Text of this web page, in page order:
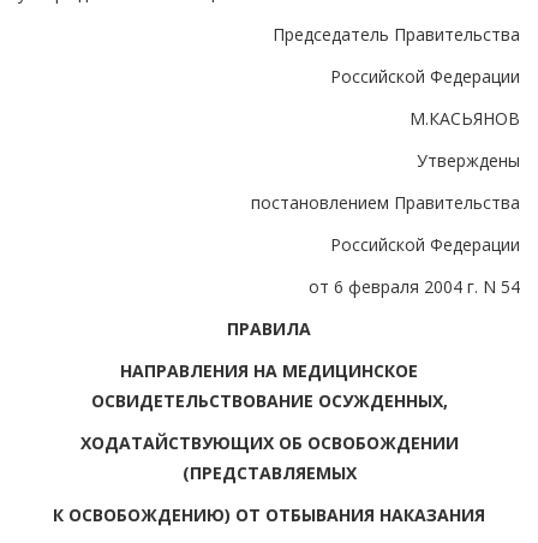
Председатель Правительства
Российской Федерации
М.КАСЬЯНОВ
Утверждены
постановлением Правительства
Российской Федерации
от 6 февраля 2004 г. N 54
ПРАВИЛА
НАПРАВЛЕНИЯ НА МЕДИЦИНСКОЕ
ОСВИДЕТЕЛЬСТВОВАНИЕ ОСУЖДЕННЫХ,
ХОДАТАЙСТВУЮЩИХ ОБ ОСВОБОЖДЕНИИ
(ПРЕДСТАВЛЯЕМЫХ
К ОСВОБОЖДЕНИЮ) ОТ ОТБЫВАНИЯ НАКАЗАНИЯ